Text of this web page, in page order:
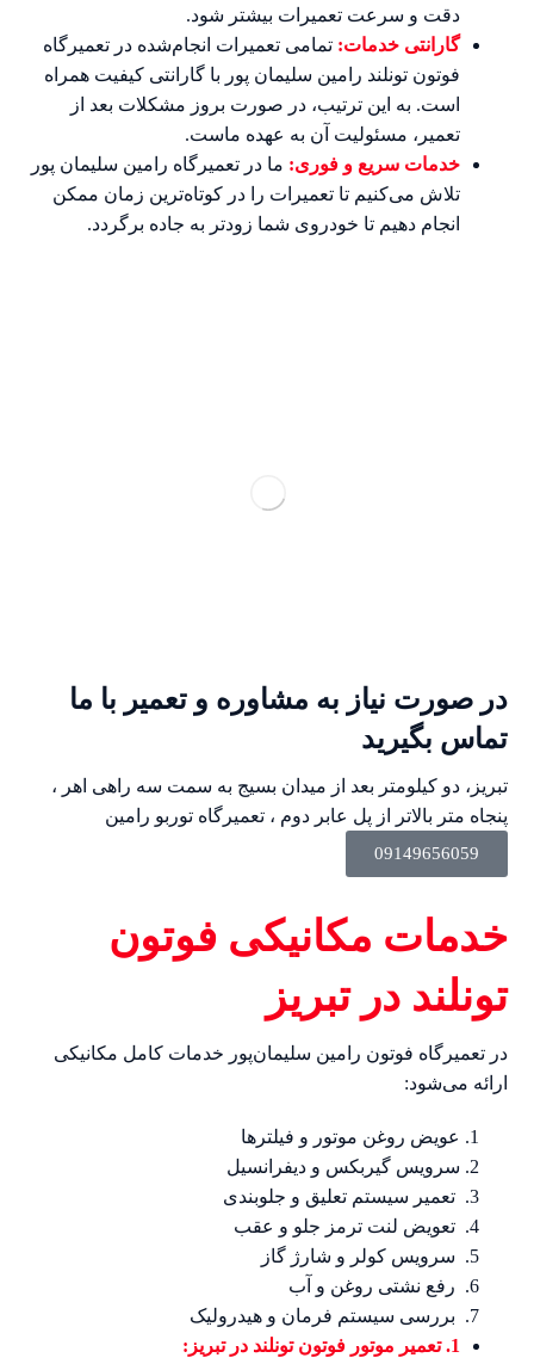
دقت و سرعت تعمیرات بیشتر شود.
گارانتی خدمات: تمامی تعمیرات انجام‌شده در تعمیرگاه
فوتون تونلند رامین سلیمان پور با گارانتی کیفیت همراه
است. به این ترتیب، در صورت بروز مشکلات بعد از
تعمیر، مسئولیت آن به عهده ماست.
خدمات سریع و فوری: ما در تعمیرگاه رامین سلیمان پور
تلاش می‌کنیم تا تعمیرات را در کوتاه‌ترین زمان ممکن
انجام دهیم تا خودروی شما زودتر به جاده برگردد.
در صورت نیاز به مشاوره و تعمیر با ما
تماس بگیرید
تبریز، دو کیلومتر بعد از میدان بسیج به سمت سه راهی اهر ،
پنجاه متر بالاتر از پل عابر دوم ، تعمیرگاه توربو رامین
09149656059
خدمات مکانیکی فوتون
تونلند در تبریز
در تعمیرگاه فوتون رامین سلیمان‌پور خدمات کامل مکانیکی
ارائه می‌شود:
عویض روغن موتور و فیلترها
سرویس گیربکس و دیفرانسیل
تعمیر سیستم تعلیق و جلوبندی
تعویض لنت ترمز جلو و عقب
سرویس کولر و شارژ گاز
رفع نشتی روغن و آب
بررسی سیستم فرمان و هیدرولیک
1. تعمیر موتور فوتون تونلند در تبریز: